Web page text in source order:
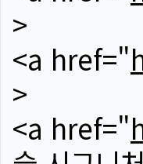
>
<a href="
>
<a href="